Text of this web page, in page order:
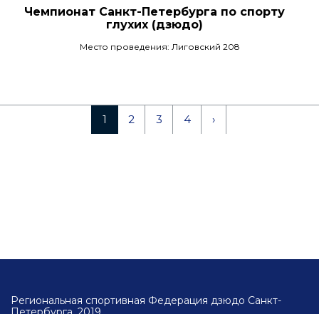
Чемпионат Санкт-Петербурга по спорту
глухих (дзюдо)
Место проведения: Лиговский 208
1 2 3 4 ›
Региональная спортивная Федерация дзюдо Санкт-